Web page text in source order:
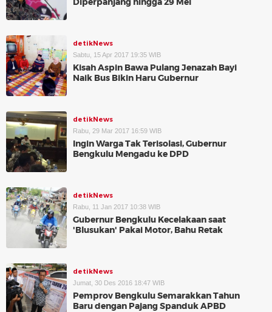
detikNews
Sabtu, 15 Apr 2017 19:35 WIB
Kisah Aspin Bawa Pulang Jenazah Bayi
Naik Bus Bikin Haru Gubernur
detikNews
Rabu, 29 Mar 2017 16:59 WIB
Ingin Warga Tak Terisolasi, Gubernur
Bengkulu Mengadu ke DPD
detikNews
Rabu, 11 Jan 2017 10:38 WIB
Gubernur Bengkulu Kecelakaan saat
'Blusukan' Pakai Motor, Bahu Retak
detikNews
Jumat, 30 Des 2016 18:47 WIB
Pemprov Bengkulu Semarakkan Tahun
Baru dengan Pajang Spanduk APBD